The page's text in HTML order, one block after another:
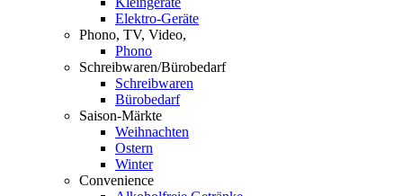
Elektro-Geräte
Phono, TV, Video,
Phono
Schreibwaren/Bürobedarf
Schreibwaren
Bürobedarf
Saison-Märkte
Weihnachten
Ostern
Winter
Convenience